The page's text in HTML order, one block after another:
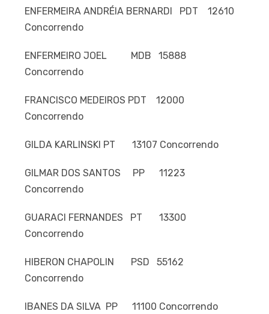
ENFERMEIRA ANDRÉIA BERNARDI PDT 12610
Concorrendo
ENFERMEIRO JOEL MDB 15888
Concorrendo
FRANCISCO MEDEIROS PDT 12000
Concorrendo
GILDA KARLINSKI PT 13107 Concorrendo
GILMAR DOS SANTOS PP 11223
Concorrendo
GUARACI FERNANDES PT 13300
Concorrendo
HIBERON CHAPOLIN PSD 55162
Concorrendo
IBANES DA SILVA PP 11100 Concorrendo